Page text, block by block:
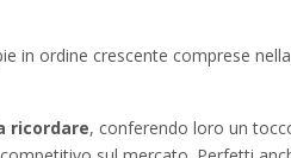
in ordine crescente comprese
ricordare, conferendo loro un